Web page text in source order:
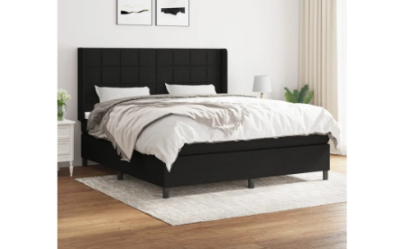
hviezdičiek.